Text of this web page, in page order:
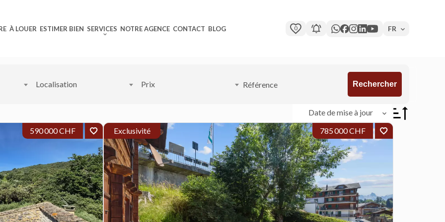
À LOUER ESTIMER BIEN SERVICES NOTRE AGENCE CONTACT BLOG 0 FR
Localisation Prix Rechercher
Date de mise à jour
590 000 CHF Exclusivité 785 000 CHF